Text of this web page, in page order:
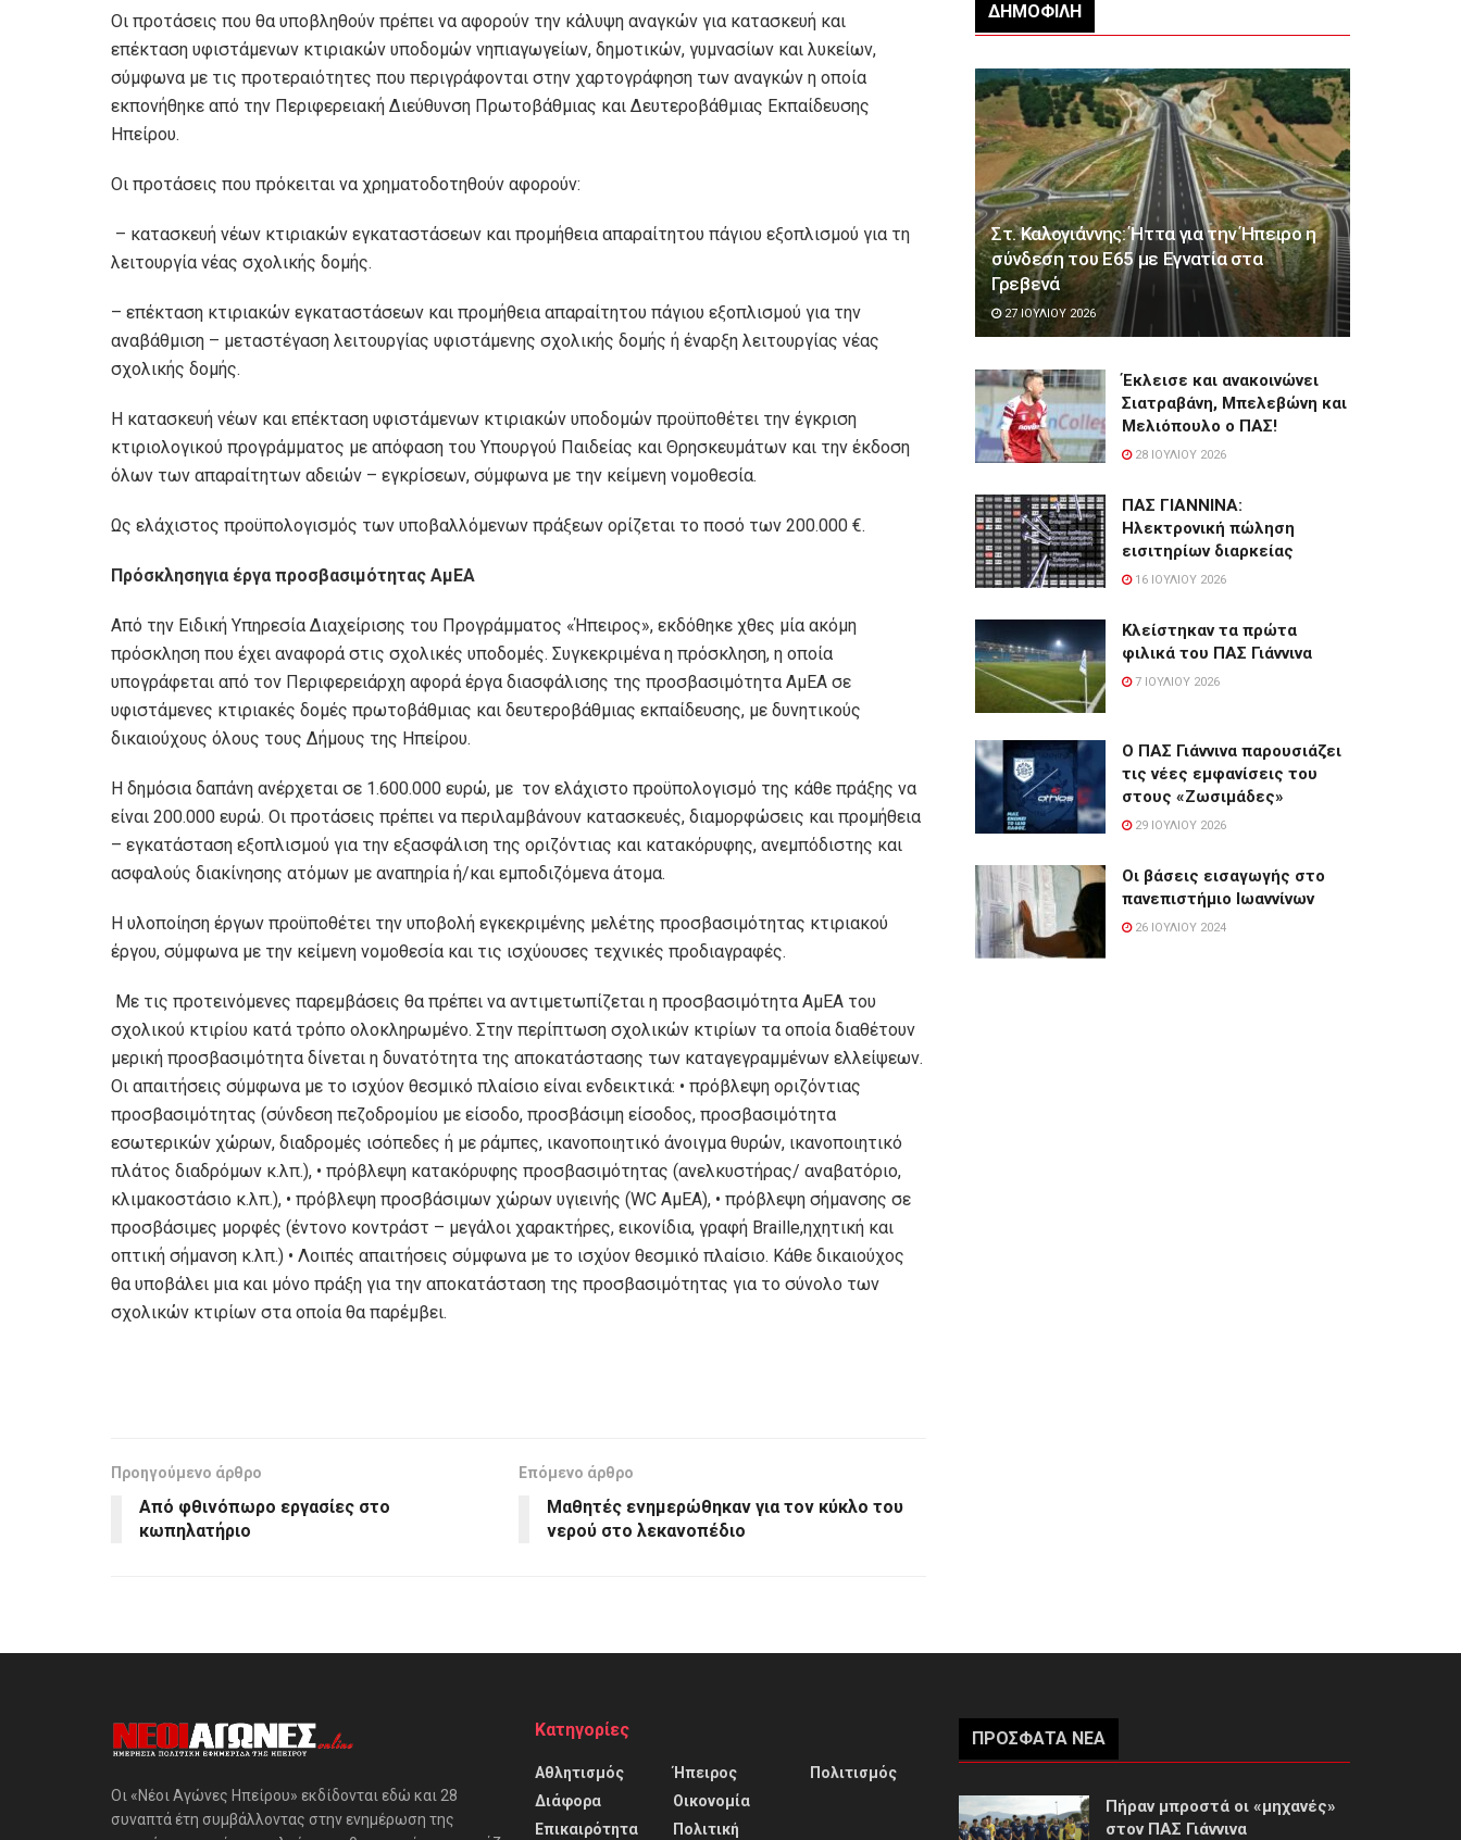
Οι προτάσεις που θα υποβληθούν πρέπει να αφορούν την κάλυψη αναγκών για κατασκευή και
επέκταση υφιστάμενων κτιριακών υποδομών νηπιαγωγείων, δημοτικών, γυμνασίων και λυκείων,
σύμφωνα με τις προτεραιότητες που περιγράφονται στην χαρτογράφηση των αναγκών η οποία
εκπονήθηκε από την Περιφερειακή Διεύθυνση Πρωτοβάθμιας και Δευτεροβάθμιας Εκπαίδευσης
Ηπείρου.
Οι προτάσεις που πρόκειται να χρηματοδοτηθούν αφορούν:
– κατασκευή νέων κτιριακών εγκαταστάσεων και προμήθεια απαραίτητου πάγιου εξοπλισμού για τη
λειτουργία νέας σχολικής δομής.
– επέκταση κτιριακών εγκαταστάσεων και προμήθεια απαραίτητου πάγιου εξοπλισμού για την
αναβάθμιση – μεταστέγαση λειτουργίας υφιστάμενης σχολικής δομής ή έναρξη λειτουργίας νέας
σχολικής δομής.
Η κατασκευή νέων και επέκταση υφιστάμενων κτιριακών υποδομών προϋποθέτει την έγκριση
κτιριολογικού προγράμματος με απόφαση του Υπουργού Παιδείας και Θρησκευμάτων και την έκδοση
όλων των απαραίτητων αδειών – εγκρίσεων, σύμφωνα με την κείμενη νομοθεσία.
Ως ελάχιστος προϋπολογισμός των υποβαλλόμενων πράξεων ορίζεται το ποσό των 200.000 €.
Πρόσκλησηγια έργα προσβασιμότητας ΑμΕΑ
Από την Ειδική Υπηρεσία Διαχείρισης του Προγράμματος «Ήπειρος», εκδόθηκε χθες μία ακόμη
πρόσκληση που έχει αναφορά στις σχολικές υποδομές. Συγκεκριμένα η πρόσκληση, η οποία
υπογράφεται από τον Περιφερειάρχη αφορά έργα διασφάλισης της προσβασιμότητα ΑμΕΑ σε
υφιστάμενες κτιριακές δομές πρωτοβάθμιας και δευτεροβάθμιας εκπαίδευσης, με δυνητικούς
δικαιούχους όλους τους Δήμους της Ηπείρου.
Η δημόσια δαπάνη ανέρχεται σε 1.600.000 ευρώ, με τον ελάχιστο προϋπολογισμό της κάθε πράξης να
είναι 200.000 ευρώ. Οι προτάσεις πρέπει να περιλαμβάνουν κατασκευές, διαμορφώσεις και προμήθεια
– εγκατάσταση εξοπλισμού για την εξασφάλιση της οριζόντιας και κατακόρυφης, ανεμπόδιστης και
ασφαλούς διακίνησης ατόμων με αναπηρία ή/και εμποδιζόμενα άτομα.
Η υλοποίηση έργων προϋποθέτει την υποβολή εγκεκριμένης μελέτης προσβασιμότητας κτιριακού
έργου, σύμφωνα με την κείμενη νομοθεσία και τις ισχύουσες τεχνικές προδιαγραφές.
Με τις προτεινόμενες παρεμβάσεις θα πρέπει να αντιμετωπίζεται η προσβασιμότητα ΑμΕΑ του
σχολικού κτιρίου κατά τρόπο ολοκληρωμένο. Στην περίπτωση σχολικών κτιρίων τα οποία διαθέτουν
μερική προσβασιμότητα δίνεται η δυνατότητα της αποκατάστασης των καταγεγραμμένων ελλείψεων.
Οι απαιτήσεις σύμφωνα με το ισχύον θεσμικό πλαίσιο είναι ενδεικτικά: • πρόβλεψη οριζόντιας
προσβασιμότητας (σύνδεση πεζοδρομίου με είσοδο, προσβάσιμη είσοδος, προσβασιμότητα
εσωτερικών χώρων, διαδρομές ισόπεδες ή με ράμπες, ικανοποιητικό άνοιγμα θυρών, ικανοποιητικό
πλάτος διαδρόμων κ.λπ.), • πρόβλεψη κατακόρυφης προσβασιμότητας (ανελκυστήρας/ αναβατόριο,
κλιμακοστάσιο κ.λπ.), • πρόβλεψη προσβάσιμων χώρων υγιεινής (WC ΑμΕΑ), • πρόβλεψη σήμανσης σε
προσβάσιμες μορφές (έντονο κοντράστ – μεγάλοι χαρακτήρες, εικονίδια, γραφή Braille,ηχητική και
οπτική σήμανση κ.λπ.) • Λοιπές απαιτήσεις σύμφωνα με το ισχύον θεσμικό πλαίσιο. Κάθε δικαιούχος
θα υποβάλει μια και μόνο πράξη για την αποκατάσταση της προσβασιμότητας για το σύνολο των
σχολικών κτιρίων στα οποία θα παρέμβει.
Προηγούμενο άρθρο
Από φθινόπωρο εργασίες στο
κωπηλατήριο
Επόμενο άρθρο
Μαθητές ενημερώθηκαν για τον κύκλο του
νερού στο λεκανοπέδιο
ΔΗΜΟΦΙΛΉ
Στ. Καλογιάννης: Ήττα για την Ήπειρο η
σύνδεση του Ε65 με Εγνατία στα
Γρεβενά
27 ΙΟΥΛΊΟΥ 2026
Έκλεισε και ανακοινώνει
Σιατραβάνη, Μπελεβώνη και
Μελιόπουλο ο ΠΑΣ!
28 ΙΟΥΛΊΟΥ 2026
ΠΑΣ ΓΙΑΝΝΙΝΑ:
Hλεκτρονική πώληση
εισιτηρίων διαρκείας
16 ΙΟΥΛΊΟΥ 2026
Κλείστηκαν τα πρώτα
φιλικά του ΠΑΣ Γιάννινα
7 ΙΟΥΛΊΟΥ 2026
Ο ΠΑΣ Γιάννινα παρουσιάζει
τις νέες εμφανίσεις του
στους «Ζωσιμάδες»
29 ΙΟΥΛΊΟΥ 2026
Οι βάσεις εισαγωγής στο
πανεπιστήμιο Ιωαννίνων
26 ΙΟΥΛΊΟΥ 2024
Οι «Νέοι Αγώνες Ηπείρου» εκδίδονται εδώ και 28
συναπτά έτη συμβάλλοντας στην ενημέρωση της
Κατηγορίες
Αθλητισμός
Διάφορα
Επικαιρότητα
Ήπειρος
Οικονομία
Πολιτική
Πολιτισμός
ΠΡΌΣΦΑΤΑ ΝΈΑ
Πήραν μπροστά οι «μηχανές»
στον ΠΑΣ Γιάννινα